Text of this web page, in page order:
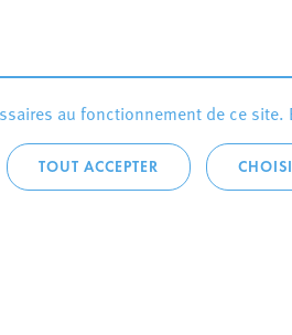
au fonctionnement de ce
TOUT ACCEPTER